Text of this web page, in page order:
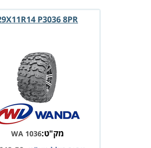
29X11R14 P3036 8PR
מק"ט:WA 1036